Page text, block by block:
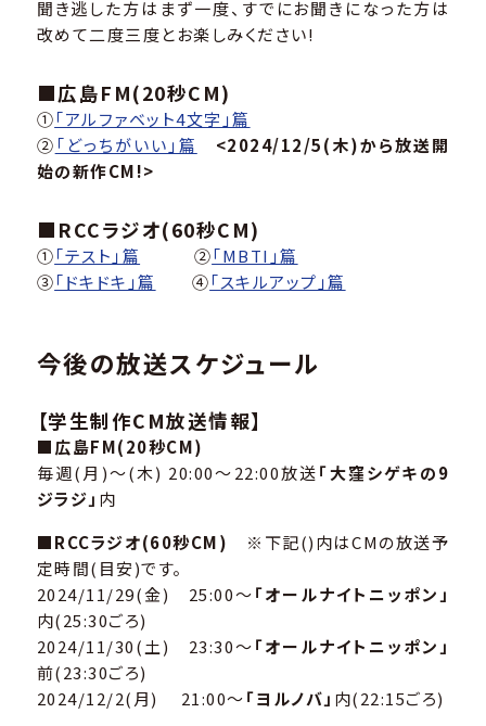
聞き逃した方はまず一度、すでにお聞きになった方は
改めて二度三度とお楽しみください!
■広島FM(20秒CM)
①「アルファベット4文字」篇
②「どっちがいい」篇
<2024/12/5(木)から放送開
始の新作CM!>
■RCCラジオ(60秒CM)
①「テスト」篇 ②「MBTI」篇
③「ドキドキ」篇 ④「スキルアップ」篇
今後の放送スケジュール
【学生制作CM放送情報】
■広島FM(20秒CM)
毎週(月)～(木) 20:00～22:00放送「大窪シゲキの9
ジラジ」 内
■RCCラジオ(60秒CM)
※下記()内はCMの放送予
定時間(目安)です。
2024/11/29(金) 25:00～「オールナイトニッポン」
内(25:30ごろ)
2024/11/30(土) 23:30～「オールナイトニッポン」
前(23:30ごろ)
2024/12/2(月) 21:00～「ヨルノバ」 内(22:15ごろ)